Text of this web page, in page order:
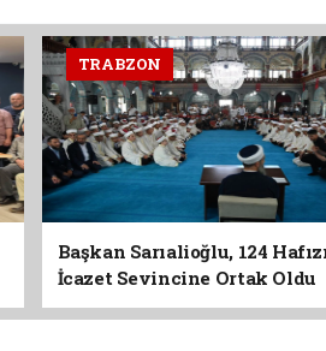
TRABZON
Başkan Sarıalioğlu, 124
İcazet Sevincine Ortak Oldu